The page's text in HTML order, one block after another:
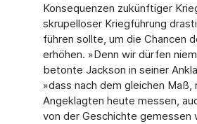
Konsequenzen zukünftiger
skrupelloser Kriegführung
führen sollte, um die Chancen
erhöhen. »Denn wir dürfen
betonte Jackson in seiner
»dass nach dem gleichen Maß,
Angeklagten heute messen,
von der Geschichte gemessen